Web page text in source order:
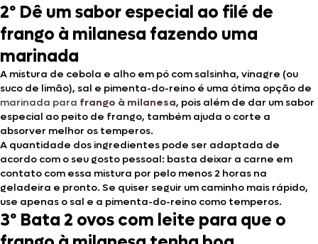
2º Dê um sabor especial ao filé de
frango à milanesa fazendo uma
marinada
A mistura de cebola e alho em pó com salsinha, vinagre (ou
suco de limão), sal e pimenta-do-reino é uma ótima opção de
marinada para frango à milanesa, pois além de dar um sabor
especial ao peito de frango, também ajuda o corte a
absorver melhor os temperos.
A quantidade dos ingredientes pode ser adaptada de
acordo com o seu gosto pessoal: basta deixar a carne em
contato com essa mistura por pelo menos 2 horas na
geladeira e pronto. Se quiser seguir um caminho mais rápido,
use apenas o sal e a pimenta-do-reino como temperos.
3º Bata 2 ovos com leite para que o